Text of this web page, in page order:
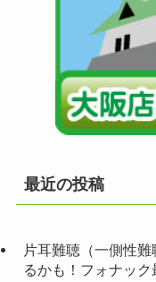
最近の投稿
片耳難聴（一側性
るかも！フォナッ